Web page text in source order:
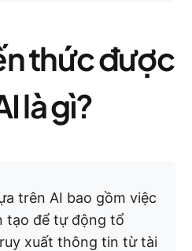
thức được
là gì?
trên AI bao gồm việc
tạo để tự động tổ
xuất thông tin từ tài